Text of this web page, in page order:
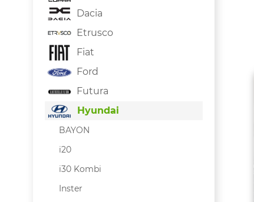
Dacia
Etrusco
Fiat
Ford
Futura
Hyundai
BAYON
i20
i30 Kombi
Inster